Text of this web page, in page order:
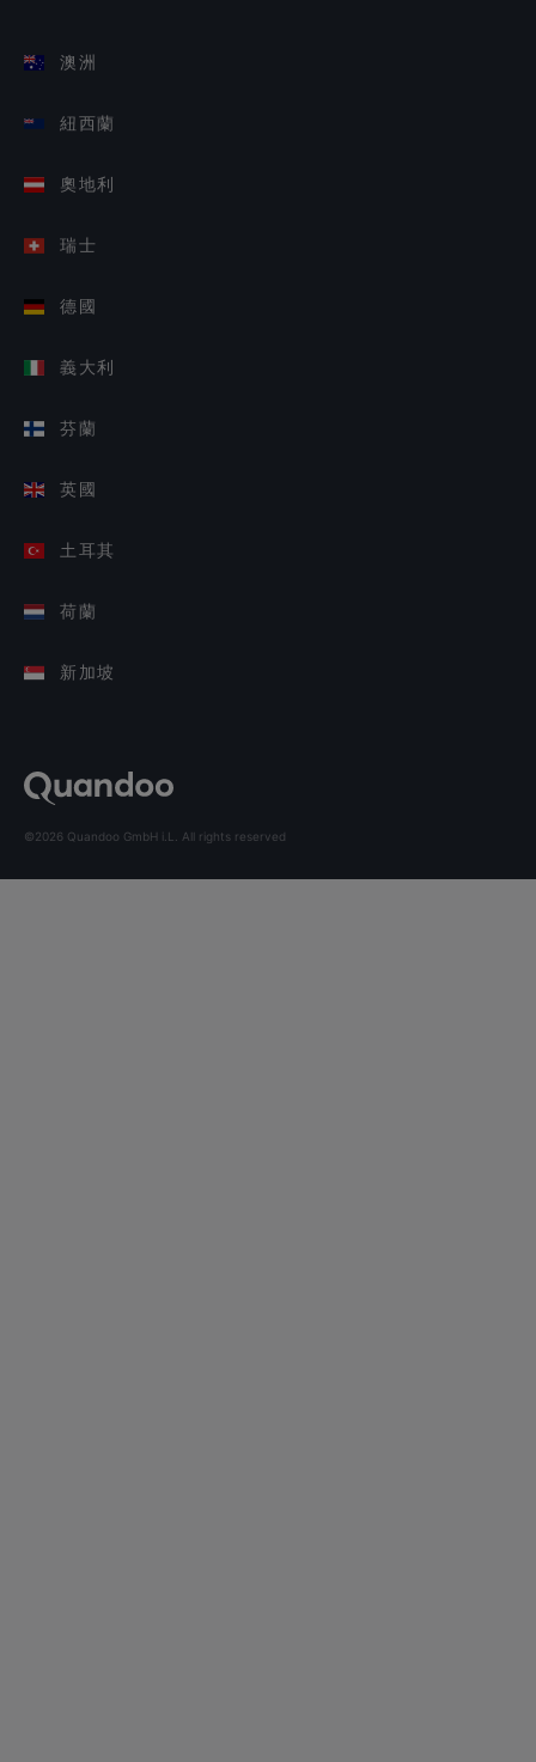
澳洲
紐西蘭
奧地利
瑞士
德國
義大利
芬蘭
英國
土耳其
荷蘭
新加坡
©2026 Quandoo GmbH i.L. All rights reserved